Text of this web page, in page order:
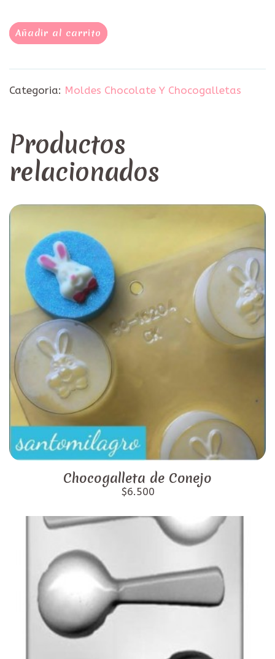
Añadir al carrito
Categoria: Moldes Chocolate Y Chocogalletas
Productos
relacionados
Chocogalleta de Conejo
$6.500